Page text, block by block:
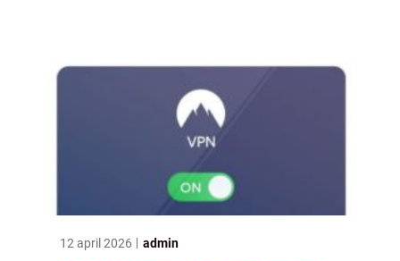
12 april 2026 admin